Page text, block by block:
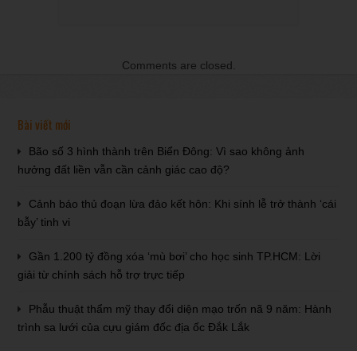
Comments are closed.
Bài viết mới
Bão số 3 hình thành trên Biển Đông: Vì sao không ảnh
hưởng đất liền vẫn cần cảnh giác cao độ?
Cảnh báo thủ đoạn lừa đảo kết hôn: Khi sính lễ trở thành ‘cái
bẫy’ tinh vi
Gần 1.200 tỷ đồng xóa ‘mù bơi’ cho học sinh TP.HCM: Lời
giải từ chính sách hỗ trợ trực tiếp
Phẫu thuật thẩm mỹ thay đổi diện mạo trốn nã 9 năm: Hành
trình sa lưới của cựu giám đốc địa ốc Đắk Lắk